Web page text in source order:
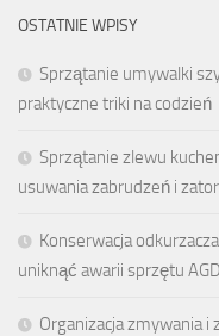
OSTATNIE WPISY
Sprzątanie umywalki
praktyczne triki na codzień
Sprzątanie zlewu
usuwania zabrudzeń i
Konserwacja
uniknąć awarii sprzętu AGD
Organizacja zmywania